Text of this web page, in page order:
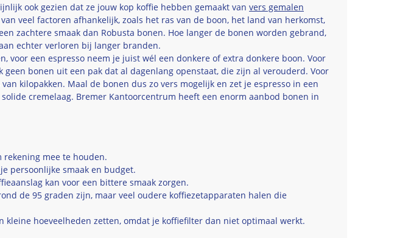
ook gezien dat ze jouw kop koffie hebben gemaakt van vers gemalen
veel factoren afhankelijk, zoals het ras van de boon, het land van herkomst,
zachtere smaak dan Robusta bonen. Hoe langer de bonen worden gebrand,
echter verloren bij langer branden.
voor een espresso neem je juist wél een donkere of extra donkere boon. Voor
bonen uit een pak dat al dagenlang openstaat, die zijn al verouderd. Voor
kilopakken. Maal de bonen dus zo vers mogelijk en zet je espresso in een
cremelaag. Bremer Kantoorcentrum heeft een enorm aanbod bonen in
rekening mee te houden.
persoonlijke smaak en budget.
kan voor een bittere smaak zorgen.
de 95 graden zijn, maar veel oudere koffiezetapparaten halen die
hoeveelheden zetten, omdat je koffiefilter dan niet optimaal werkt.